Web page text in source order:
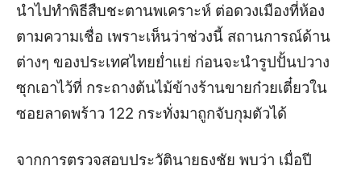
นำไปทำพิธีสืบชะตานพเคราะห์ ต่อดวงเมืองที่ห้อง
ตามความเชื่อ เพราะเห็นว่าช่วงนี้ สถานการณ์ด้าน
ต่างๆ ของประเทศไทยย่ำแย่ ก่อนจะนำรูปปั้นปวาง
ซุกเอาไว้ที่ กระถางต้นไม้ข้างร้านขายก๋วยเตี๋ยวใน
ซอยลาดพร้าว 122 กระทั่งมาถูกจับกุมตัวได้
จากการตรวจสอบประวัตินายธงชัย พบว่า เมื่อปี